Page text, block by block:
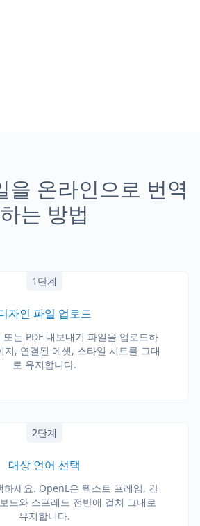
을 온라인으로 번역
하는 방법
1단계
자인 파일 업로드
는 PDF 내보내기 파일을 업로드하
지, 연결된 에셋, 스타일 시트를 그대
로 유지합니다.
2단계
대상 언어 선택
하세요. OpenL은 텍스트 프레임, 간
드와 스프레드 전반에 걸쳐 그대로
유지합니다.